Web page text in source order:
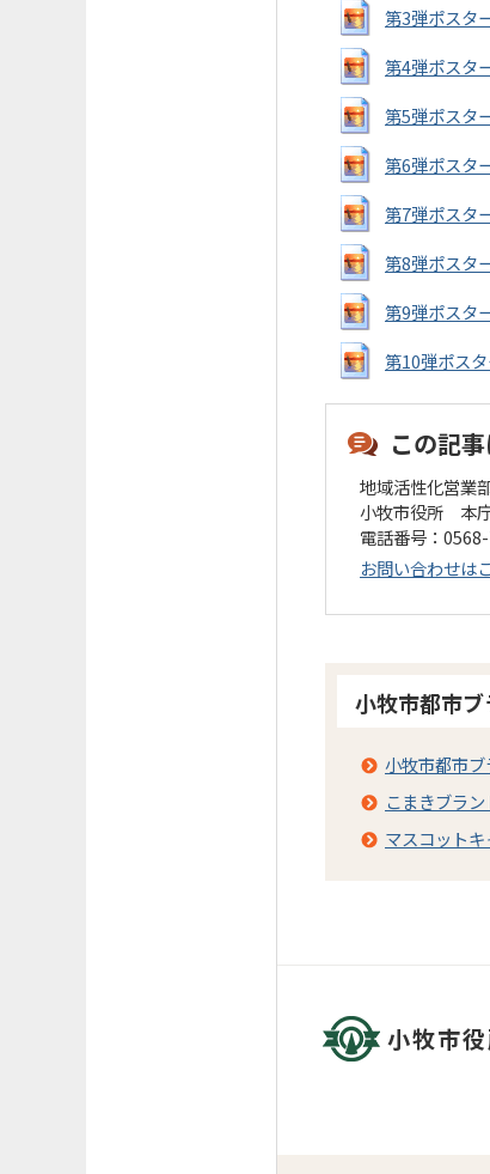
第3弾ポスタ
第4弾ポスタ
第5弾ポスタ
第6弾ポスタ
第7弾ポスタ
第8弾ポスタ
第9弾ポスタ
第10弾ポス
この記
地域活性化営
小牧市役所 本
電話番号：
お問い合わせは
小牧市都市ブ
小牧市都市
こまきブラ
マスコット
小牧市